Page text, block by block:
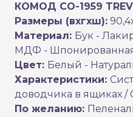
КОМОД CO-1959 TREVI
Размеры (вхгхш):
Материал: Бук -
МДФ -
Цвет: Белый -
Характеристики:
доводчика в ящиках /
По желанию: